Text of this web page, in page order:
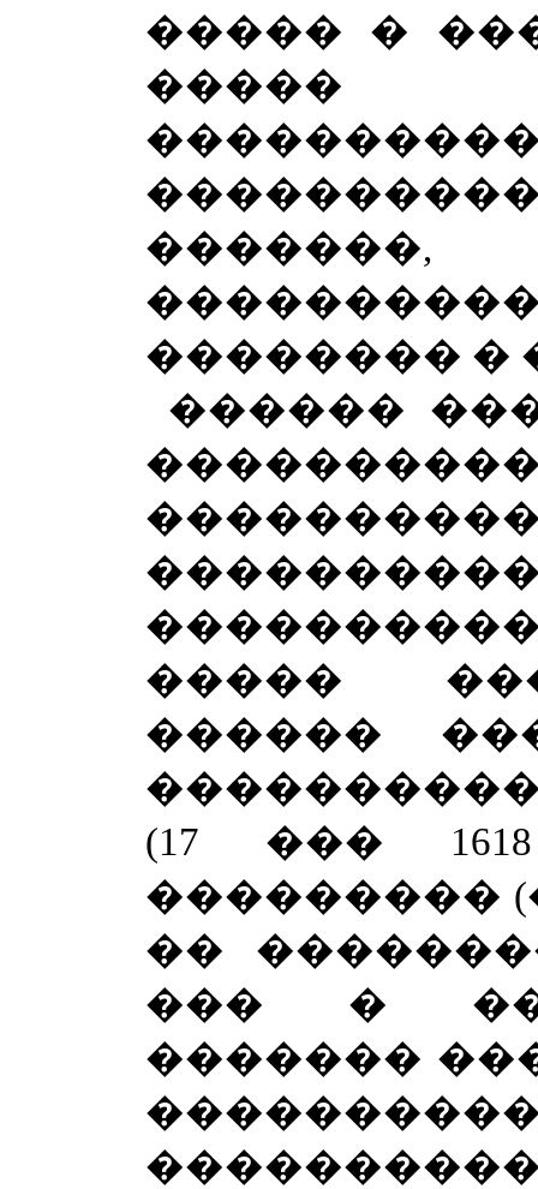
����� �
�����
�������� �
������
�����
������
(17 ���
���������
��
��� �
�������